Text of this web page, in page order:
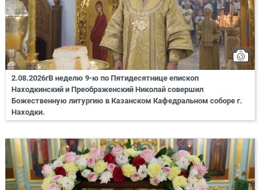
2.08.2026гВ неделю 9-ю по Пятидесятнице епископ
Находкинский и Преображенский Николай совершил
Божественную литургию в Казанском Кафедральном соборе г.
Находки.